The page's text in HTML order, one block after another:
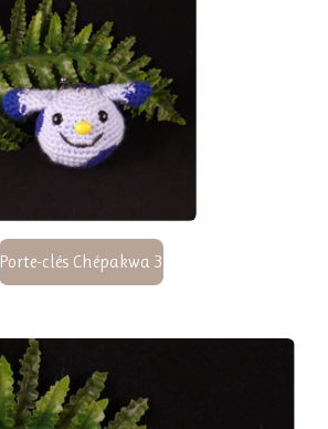
Porte-clés Chépakwa 3